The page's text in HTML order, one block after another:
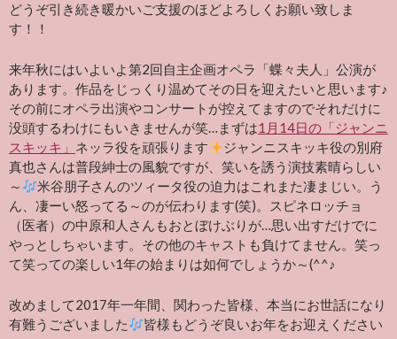
どうぞ引き続き暖かいご支援のほどよろしくお願い致しま
す！！
来年秋にはいよいよ第2回自主企画オペラ「蝶々夫人」公演が
あります。作品をじっくり温めてその日を迎えたいと思います♪
その前にオペラ出演やコンサートが控えてますのでそれだけに
没頭するわけにもいきませんが笑…まずは1月14日の「ジャンニ
スキッキ」 ネッラ役を頑張ります
ジャンニスキッキ役の別府
真也さんは普段紳士の風貌ですが、笑いを誘う演技素晴らしい
～
米谷朋子さんのツィータ役の迫力はこれまた凄まじい。う
ん、凄ーい怒ってる～のが伝わります(笑)。スピネロッチョ
（医者）の中原和人さんもおとぼけぶりが…思い出すだけでに
やっとしちゃいます。その他のキャストも負けてません。笑っ
て笑っての楽しい1年の始まりは如何でしょうか～(^^♪
改めまして2017年一年間、関わった皆様、本当にお世話になり
有難うございました
皆様もどうぞ良いお年をお迎えください